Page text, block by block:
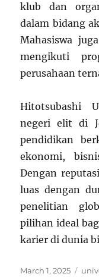
klub dan
dalam bidang
Mahasiswa
mengikuti
perusahaan
Hitotsubashi
negeri elit di
pendidikan
ekonomi,
Dengan
luas dengan
penelitian
pilihan ideal
karier di dunia
Posted
March 1, 2025